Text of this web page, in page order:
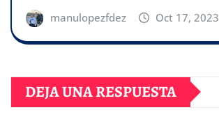
manulopezfdez Oct 17, 2023
DEJA UNA RESPUESTA